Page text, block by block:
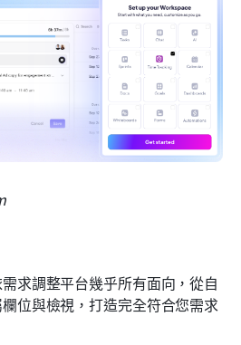
求調整平台幾乎所有面向，從自
位與檢視，打造完全符合您需求